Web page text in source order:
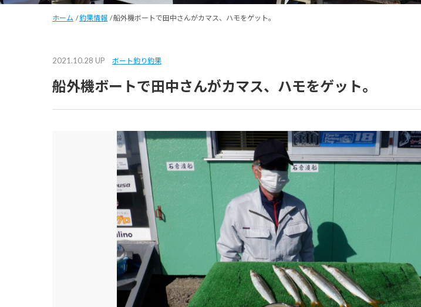
ホーム /釣果情報 /船外機ボートで田中さんがカマス、ハモをゲット。
2021.10.28 UP ボート釣り釣果
船外機ボートで田中さんがカマス、ハモをゲット。